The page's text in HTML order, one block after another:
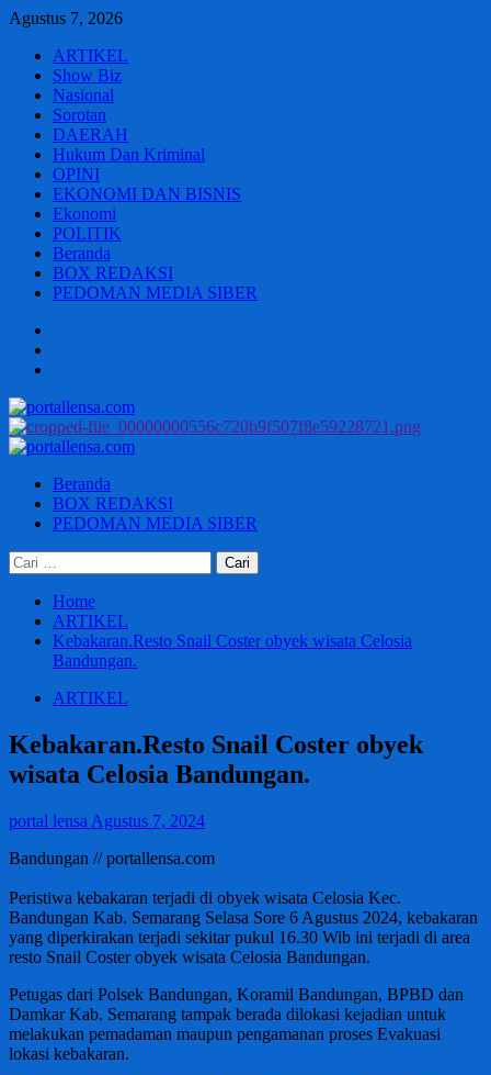
Skip
content
Agustus 7, 2026
ARTIKEL
Show Biz
Nasional
Sorotan
DAERAH
Hukum Dan Kriminal
OPINI
EKONOMI DAN BISNIS
Ekonomi
POLITIK
Beranda
BOX REDAKSI
PEDOMAN MEDIA SIBER
SIBER
Primary
Beranda
BOX REDAKSI
PEDOMAN MEDIA SIBER
Cari
untuk:
Home
ARTIKEL
Kebakaran.Resto Snail Coster obyek wisata Celosia
Bandungan.
ARTIKEL
Kebakaran.Resto Snail Coster obyek
wisata Celosia Bandungan.
portal lensa Agustus 7, 2024
Bandungan // portallensa.com
Peristiwa kebakaran terjadi di obyek wisata Celosia Kec.
Bandungan Kab. Semarang Selasa Sore 6 Agustus 2024, kebakaran
yang diperkirakan terjadi sekitar pukul 16.30 Wib ini terjadi di area
resto Snail Coster obyek wisata Celosia Bandungan.
Petugas dari Polsek Bandungan, Koramil Bandungan, BPBD dan
Damkar Kab. Semarang tampak berada dilokasi kejadian untuk
melakukan pemadaman maupun pengamanan proses Evakuasi
lokasi kebakaran.